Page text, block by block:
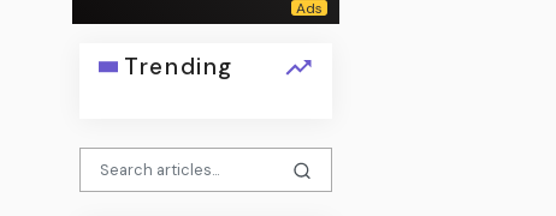
Trending